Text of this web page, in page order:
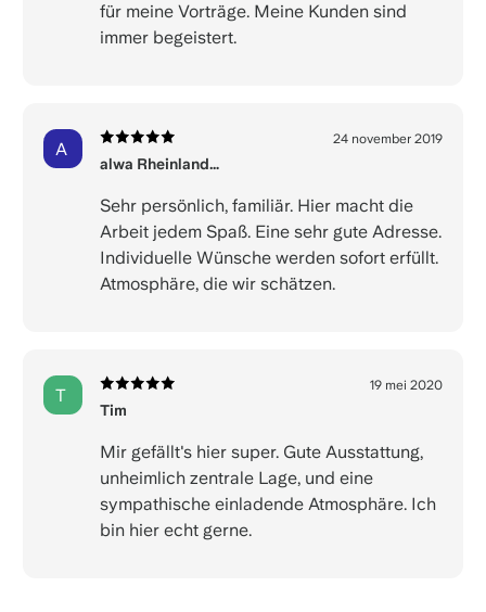
für meine Vorträge. Meine Kunden sind
immer begeistert.
A
alwa Rheinland…
24 november 2019
Sehr persönlich, familiär. Hier macht die
Arbeit jedem Spaß. Eine sehr gute Adresse.
Individuelle Wünsche werden sofort erfüllt.
Atmosphäre, die wir schätzen.
T
Tim
19 mei 2020
Mir gefällt's hier super. Gute Ausstattung,
unheimlich zentrale Lage, und eine
sympathische einladende Atmosphäre. Ich
bin hier echt gerne.